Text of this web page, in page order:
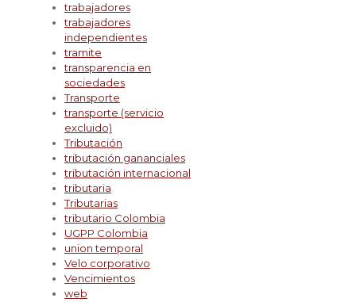
trabajadores
trabajadores
independientes
tramite
transparencia en
sociedades
Transporte
transporte (servicio
excluido)
Tributación
tributación gananciales
tributación internacional
tributaria
Tributarias
tributario Colombia
UGPP Colombia
union temporal
Velo corporativo
Vencimientos
web